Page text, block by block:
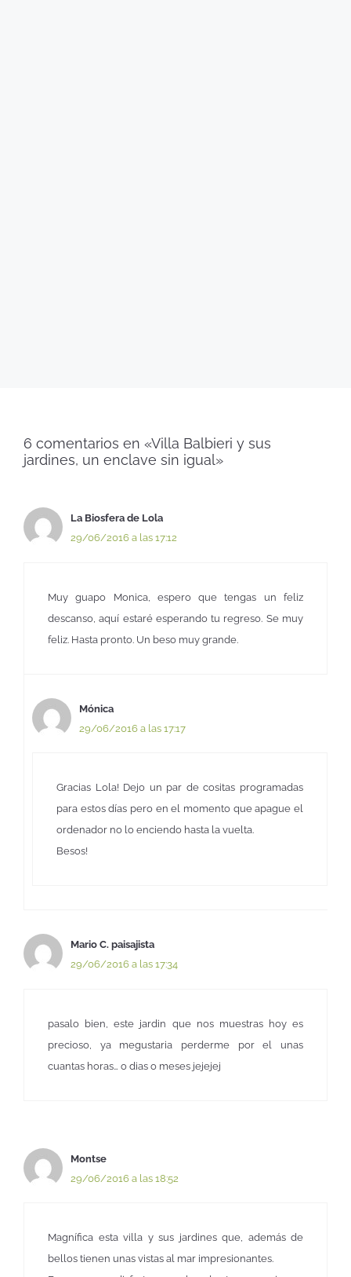
6 comentarios en «Villa Balbieri y sus
jardines, un enclave sin igual»
La Biosfera de Lola
29/06/2016 a las 17:12
Muy guapo Monica, espero que tengas un feliz
descanso, aquí estaré esperando tu regreso. Se muy
feliz. Hasta pronto. Un beso muy grande.
Mónica
29/06/2016 a las 17:17
Gracias Lola! Dejo un par de cositas programadas
para estos días pero en el momento que apague el
ordenador no lo enciendo hasta la vuelta.
Besos!
Mario C. paisajista
29/06/2016 a las 17:34
pasalo bien, este jardin que nos muestras hoy es
precioso, ya megustaria perderme por el unas
cuantas horas… o dias o meses jejejej
Montse
29/06/2016 a las 18:52
Magnífica esta villa y sus jardines que, además de
bellos tienen unas vistas al mar impresionantes.